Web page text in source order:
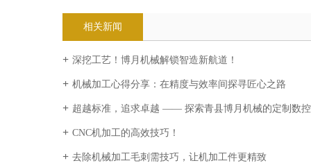
相关新闻
深挖工艺！博月机械解锁智造新航道！
机械加工心得分享：在精度与效率间探寻匠心之路
超越标准，追求卓越 —— 探索青县博月机械的定制数
CNC机加工的高效技巧！
去除机械加工毛刺需技巧，让机加工件更精致